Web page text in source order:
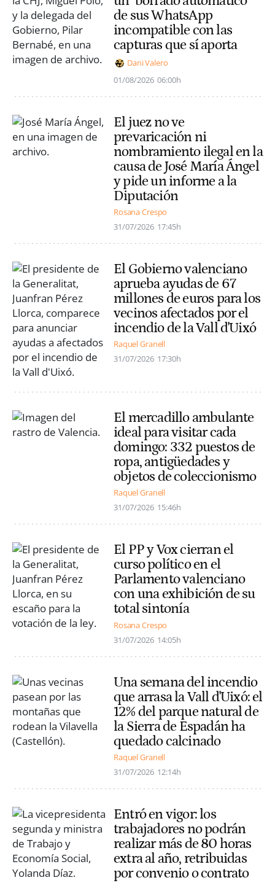
de sus WhatsApp
incompatible con las
capturas que sí aporta
Dani Valero
01/08/2026 06:00h
El juez no ve
prevaricación ni
nombramiento ilegal en la
causa de José María Ángel
y pide un informe a la
Diputación
Rosana Crespo
31/07/2026 17:45h
El Gobierno valenciano
aprueba ayudas de 67
millones de euros para los
vecinos afectados por el
incendio de la Vall d'Uixó
Raquel Granell
31/07/2026 17:30h
El mercadillo ambulante
ideal para visitar cada
domingo: 332 puestos de
ropa, antigüedades y
objetos de coleccionismo
Raquel Granell
31/07/2026 15:46h
El PP y Vox cierran el
curso político en el
Parlamento valenciano
con una exhibición de su
total sintonía
Rosana Crespo
31/07/2026 14:05h
Una semana del incendio
que arrasa la Vall d'Uixó: el
12% del parque natural de
la Sierra de Espadán ha
quedado calcinado
Raquel Granell
31/07/2026 12:14h
Entró en vigor: los
trabajadores no podrán
realizar más de 80 horas
extra al año, retribuidas
por convenio o contrato